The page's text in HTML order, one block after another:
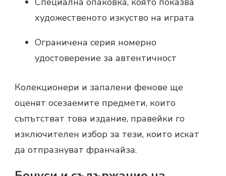
художественото изкуство на играта
Ограничена серия номерно
удостоверение за автентичност
Колекционери и запалени фенове ще
оценят осезаемите предмети, които
съпътстват това издание, правейки го
изключителен избор за тези, които искат
да отпразнуват франчайза.